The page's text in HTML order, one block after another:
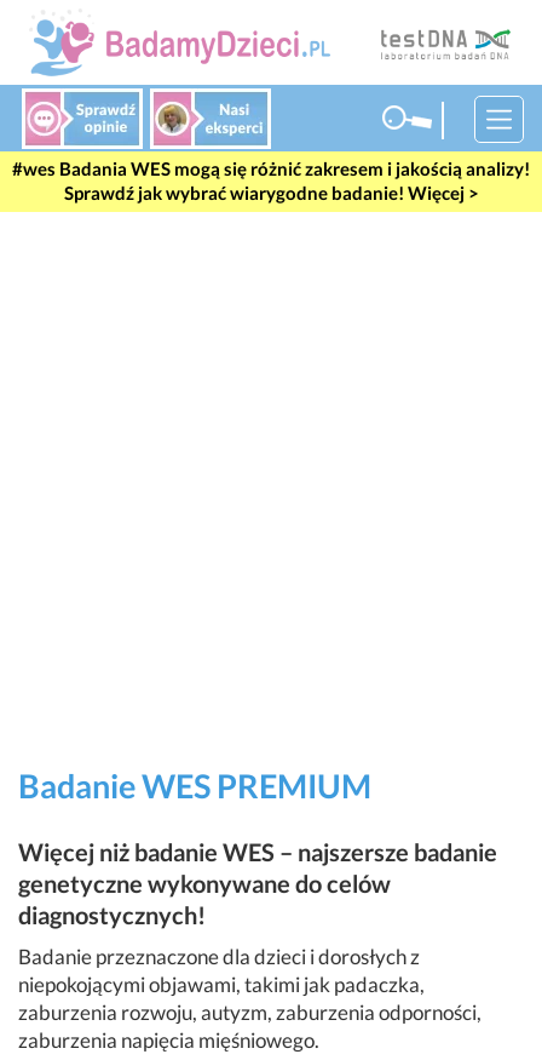
#wes Badania WES mogą się różnić zakresem i jakością analizy!
Sprawdź jak wybrać wiarygodne badanie! Więcej >
Badanie WES PREMIUM
Więcej niż badanie WES – najszersze badanie
genetyczne wykonywane do celów
diagnostycznych!
Badanie przeznaczone dla dzieci i dorosłych z
niepokojącymi objawami, takimi jak padaczka,
zaburzenia rozwoju, autyzm, zaburzenia odporności,
zaburzenia napięcia mięśniowego.